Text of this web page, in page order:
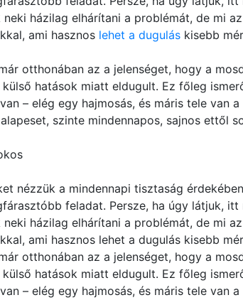
neki házilag elhárítani a problémát, de mi
ami hasznos lehet a dugulás kisebb
otthonában az a jelenséget, hogy a
külső hatások miatt eldugult. Ez főleg
– elég egy hajmosás, és máris tele van
szinte mindennapos, sajnos ettől
nézzük a mindennapi tisztaság
feladat. Persze, ha úgy látjuk,
házilag elhárítani a problémát, de mi
ami hasznos lehet a dugulás kisebb
otthonában az a jelenséget, hogy a
hatások miatt eldugult. Ez főleg
– elég egy hajmosás, és máris tele van